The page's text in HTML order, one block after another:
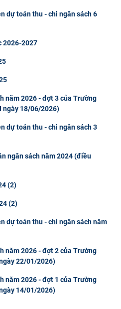
dự toán thu - chi ngân sách 6
2026-2027
năm 2026 - đợt 3 của Trường
ngày 18/06/2026)
dự toán thu - chi ngân sách 3
ngân sách năm 2024 (điều
(2)
(2)
dự toán thu - chi ngân sách năm
năm 2026 - đợt 2 của Trường
22/01/2026)
năm 2026 - đợt 1 của Trường
14/01/2026)